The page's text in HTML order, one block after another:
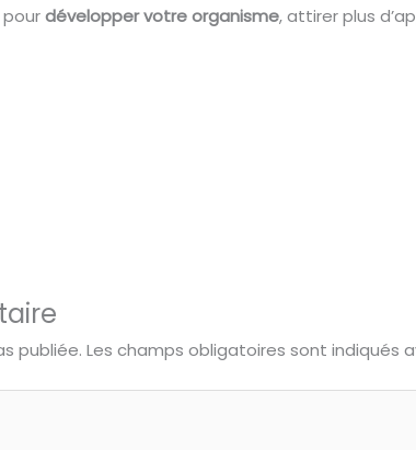
pourdévelopper votre organisme, attirer plus
publiée. Les champs obligatoires sont indiqués